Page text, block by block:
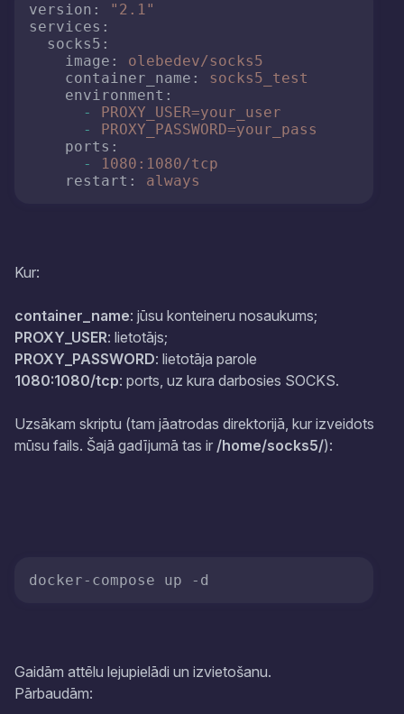
version:
"2.1"
services:
socks5:
image:
olebedev/socks5
container_name:
socks5_test
environment:
-
PROXY_USER=your_user
-
PROXY_PASSWORD=your_pass
ports:
-
1080 :1080/tcp
restart:
always
Kur:
container_name: jūsu konteineru nosaukums;
PROXY_USER: lietotājs;
PROXY_PASSWORD: lietotāja parole
1080:1080/tcp: ports, uz kura darbosies SOCKS.
Uzsākam skriptu (tam jāatrodas direktorijā, kur izveidots
mūsu fails. Šajā gadījumā tas ir /home/socks5/):
Gaidām attēlu lejupielādi un izvietošanu.
Pārbaudām: